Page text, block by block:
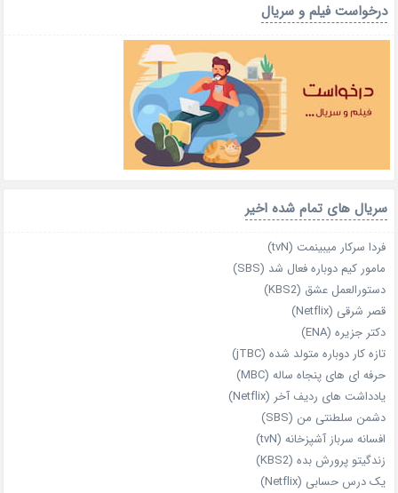
درخواست فیلم و سریال
سریال های تمام شده اخیر
فردا سرکار میبینمت (tvN)
مامور کیم دوباره فعال شد (SBS)
دستورالعمل عشق (KBS2)
قصر شرقی (Netflix)
دکتر جزیره (ENA)
تازه‌ کار دوباره‌ متولد شده (jTBC)
حرفه‌ ای‌ های پنجاه‌ ساله (MBC)
یادداشت‌ های ردیف آخر (Netflix)
دشمن سلطنتی من (SBS)
افسانه سرباز آشپزخانه (tvN)
زندگیتو پرورش بده (KBS2)
یک درس حسابی (Netflix)